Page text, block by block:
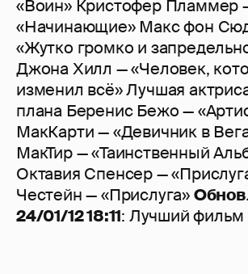
«Воин» Кристофер Пламмер
«Начинающие» Макс фон
«Жутко громко и
Джона Хилл — «Человек,
изменил всё» Лучшая
плана Беренис Бежо —
МакКарти — «Девичник в
МакТир — «Таинственный
Октавия Спенсер —
Честейн — «Прислуга»
24/01/12 18:11: Лучший фильм